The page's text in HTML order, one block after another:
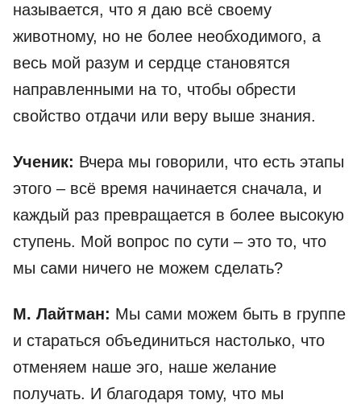
называется, что я даю всё своему
животному, но не более необходимого, а
весь мой разум и сердце становятся
направленными на то, чтобы обрести
свойство отдачи или веру выше знания.
Ученик: Вчера мы говорили, что есть этапы
этого – всё время начинается сначала, и
каждый раз превращается в более высокую
ступень. Мой вопрос по сути – это то, что
мы сами ничего не можем сделать?
М. Лайтман: Мы сами можем быть в группе
и стараться объединиться настолько, что
отменяем наше эго, наше желание
получать. И благодаря тому, что мы